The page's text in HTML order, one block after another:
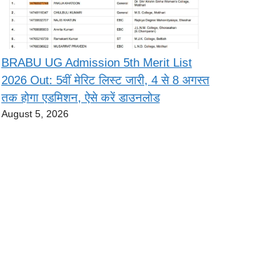
BRABU UG Admission 5th Merit List
2026 Out: 5वीं मेरिट लिस्ट जारी, 4 से 8 अगस्त
तक होगा एडमिशन, ऐसे करें डाउनलोड
August 5, 2026